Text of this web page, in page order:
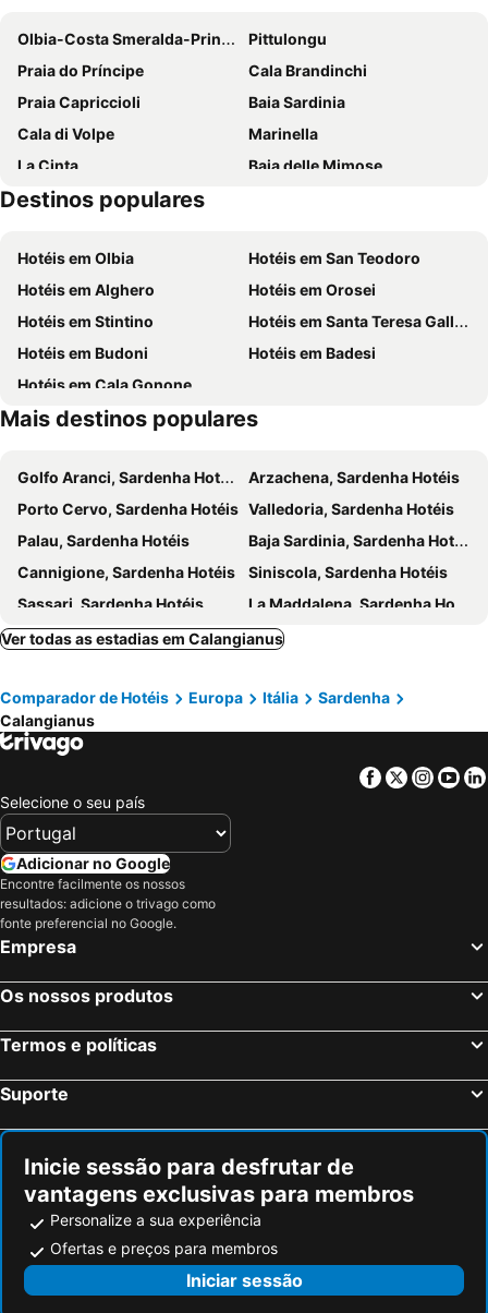
Olbia-Costa Smeralda-Prince Karim Aga Khan IV Airport
Pittulongu
Praia do Príncipe
Cala Brandinchi
Praia Capriccioli
Baia Sardinia
Cala di Volpe
Marinella
La Cinta
Baia delle Mimose
Bados
Spiaggia Capriccioli
Porto Istana
Spiaggia del Piccolo Pevero
Rena Bianca
Sos Aranzos
Passeggiata
Monte Limbara
Time in Jazz
Centro Storico
Chiesa di San Simplicio
Terme di Casteldoria
Spiaggia di Cala Sarraina
Caprera: Due Mari
Marina Isola Rossa
Spiaggia Rinaggiu
Bassa Trinità
Cala di Budoni
Spiaggia dell´Isuledda
Porto Lungo
Isola dei Budelli
Destinos populares
Hotéis em Olbia
Hotéis em San Teodoro
Hotéis em Alghero
Hotéis em Orosei
Hotéis em Stintino
Hotéis em Santa Teresa Gallura
Hotéis em Budoni
Hotéis em Badesi
Hotéis em Cala Gonone
Mais destinos populares
Golfo Aranci, Sardenha Hotéis
Arzachena, Sardenha Hotéis
Porto Cervo, Sardenha Hotéis Valledoria, Sardenha Hotéis
Palau, Sardenha Hotéis
Baja Sardinia, Sardenha Hotéis
Cannigione, Sardenha Hotéis
Siniscola, Sardenha Hotéis
Sassari, Sardenha Hotéis
La Maddalena, Sardenha Hotéis
Trinità d'Agultu e Vignola, Sardenha Hotéis
Porto-Vecchio, Córsega Hotéis
Porto Rotondo, Sardenha Hotéis
Sorso, Sardenha Hotéis
Sant'Antonio di Gallura, Sardenha Hotéis
Norbello, Sardenha Hotéis
Loiri Porto San Paolo, Sardenha Hotéis
Olbia, Sardenha Hotéis
San Teodoro, Sardenha Hotéis
Alghero, Sardenha Hotéis
Budoni, Sardenha Hotéis
Badesi, Sardenha Hotéis
Castelsardo, Sardenha Hotéis
Milão, Lombardia Hotéis
Florença, Toscana Hotéis
Nápoles, Campanha Hotéis
Verona, Veneto Hotéis
Ver todas as estadias em Calangianus
Comparador de Hotéis Europa Itália
Sardenha
Calangianus
Facebook
Twitter
Selecione o seu país
Adicionar no Google
Encontre facilmente os nossos
resultados: adicione o trivago como
fonte preferencial no Google.
Empresa
Os nossos produtos
Termos e políticas
Suporte
Inicie sessão para desfrutar de
vantagens exclusivas para membros
Personalize a sua experiência
Ofertas e preços para membros
Iniciar sessão